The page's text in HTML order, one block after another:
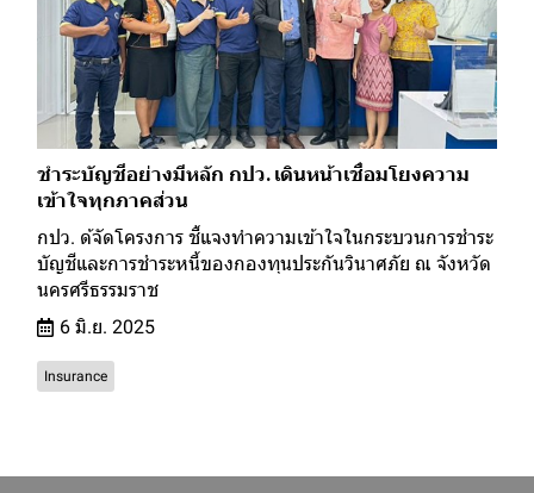
ชำระบัญชีอย่างมีหลัก กปว. เดินหน้าเชื่อมโยงความ
เข้าใจทุกภาคส่วน
กปว. ด้จัดโครงการ ชี้แจงทำความเข้าใจในกระบวนการชำระ
บัญชีและการชำระหนี้ของกองทุนประกันวินาศภัย ณ จังหวัด
นครศรีธรรมราช
6 มิ.ย. 2025
Insurance